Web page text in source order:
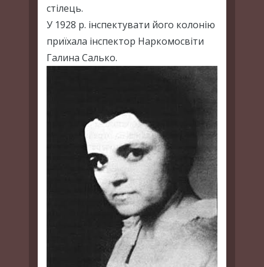
стілець.
У 1928 р. інспектувати його колонію
приїхала інспектор Наркомосвіти
Галина Салько.